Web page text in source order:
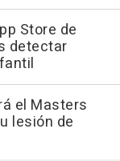
Store de
detectar
el Masters
lesión de